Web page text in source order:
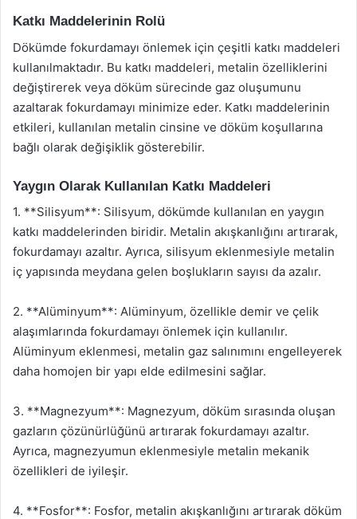
Katkı Maddelerinin Rolü
Dökümde fokurdamayı önlemek için çeşitli katkı maddeleri
kullanılmaktadır. Bu katkı maddeleri, metalin özelliklerini
değiştirerek veya döküm sürecinde gaz oluşumunu
azaltarak fokurdamayı minimize eder. Katkı maddelerinin
etkileri, kullanılan metalin cinsine ve döküm koşullarına
bağlı olarak değişiklik gösterebilir.
Yaygın Olarak Kullanılan Katkı Maddeleri
1. **Silisyum**: Silisyum, dökümde kullanılan en yaygın
katkı maddelerinden biridir. Metalin akışkanlığını artırarak,
fokurdamayı azaltır. Ayrıca, silisyum eklenmesiyle metalin
iç yapısında meydana gelen boşlukların sayısı da azalır.
2. **Alüminyum**: Alüminyum, özellikle demir ve çelik
alaşımlarında fokurdamayı önlemek için kullanılır.
Alüminyum eklenmesi, metalin gaz salınımını engelleyerek
daha homojen bir yapı elde edilmesini sağlar.
3. **Magnezyum**: Magnezyum, döküm sırasında oluşan
gazların çözünürlüğünü artırarak fokurdamayı azaltır.
Ayrıca, magnezyumun eklenmesiyle metalin mekanik
özellikleri de iyileşir.
4. **Fosfor**: Fosfor, metalin akışkanlığını artırarak döküm